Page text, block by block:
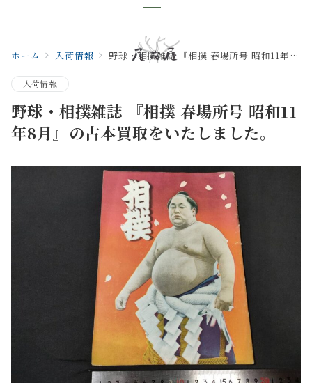
ホーム 入荷情報 野球・相撲雑誌 『相撲 春場所号 昭和11年8月』の古本買取をいたしました。
入荷情報
野球・相撲雑誌 『相撲 春場所号 昭和11
年8月』の古本買取をいたしました。